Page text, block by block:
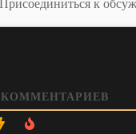
КОММЕНТАРИЕВ